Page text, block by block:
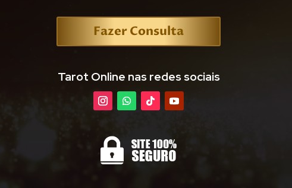
Fazer Consulta
Tarot Online nas redes sociais